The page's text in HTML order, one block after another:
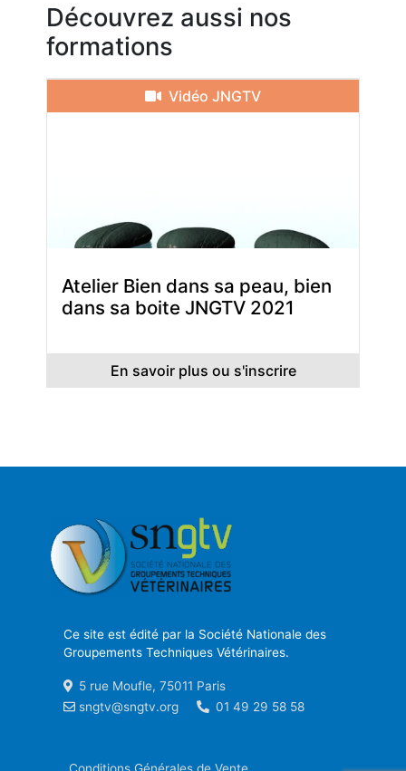
Découvrez aussi nos
formations
Vidéo JNGTV
Atelier Bien dans sa peau, bien
dans sa boite JNGTV 2021
En savoir plus ou s'inscrire
Ce site est édité par la Société Nationale des
Groupements Techniques Vétérinaires.
5 rue Moufle, 75011 Paris
sngtv@sngtv.org
01 49 29 58 58